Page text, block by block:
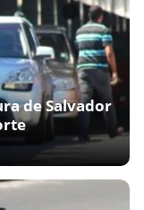
de Salvador